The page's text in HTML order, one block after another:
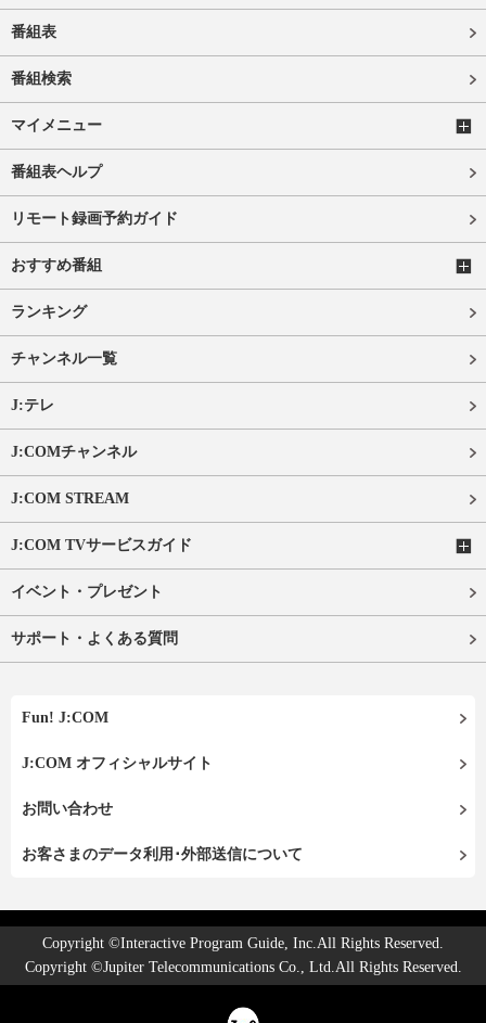
番組表
番組検索
マイメニュー
番組表ヘルプ
リモート録画予約ガイド
おすすめ番組
ランキング
チャンネル一覧
J:テレ
J:COMチャンネル
J:COM STREAM
J:COM TVサービスガイド
イベント・プレゼント
サポート・よくある質問
Fun! J:COM
J:COM オフィシャルサイト
お問い合わせ
お客さまのデータ利用･外部送信について
Copyright ©Interactive Program Guide, Inc.All Rights Reserved.
Copyright ©Jupiter Telecommunications Co., Ltd.All Rights Reserved.